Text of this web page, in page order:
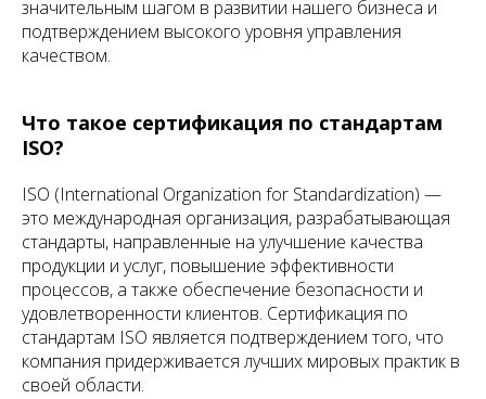
значительным шагом в развитии нашего бизнеса и
подтверждением высокого уровня управления
качеством.
Что такое сертификация по стандартам
ISO?
ISO (International Organization for Standardization) —
это международная организация, разрабатывающая
стандарты, направленные на улучшение качества
продукции и услуг, повышение эффективности
процессов, а также обеспечение безопасности и
удовлетворенности клиентов. Сертификация по
стандартам ISO является подтверждением того, что
компания придерживается лучших мировых практик в
своей области.